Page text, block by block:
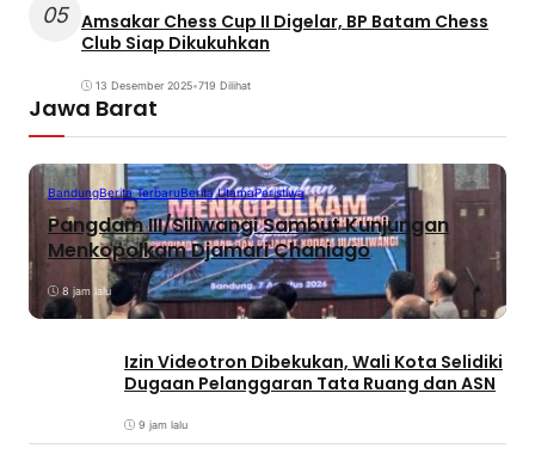
05 Amsakar Chess Cup II Digelar, BP Batam Chess
Club Siap Dikukuhkan
13 Desember 2025•719 Dilihat
Jawa Barat
BandungBerita TerbaruBerita UtamaPeristiwa
Pangdam III/Siliwangi Sambut Kunjungan
Menkopolkam Djamari Chaniago
8 jam lalu
Izin Videotron Dibekukan, Wali Kota Selidiki
Dugaan Pelanggaran Tata Ruang dan ASN
9 jam lalu